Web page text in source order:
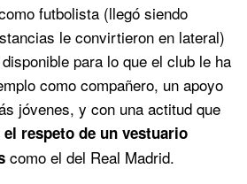
futbolista (llegó siendo
le convirtieron en lateral)
para lo que el club le ha
como compañero, un apoyo
jóvenes, y con una actitud que
el respeto de un vestuario
como el del Real Madrid.